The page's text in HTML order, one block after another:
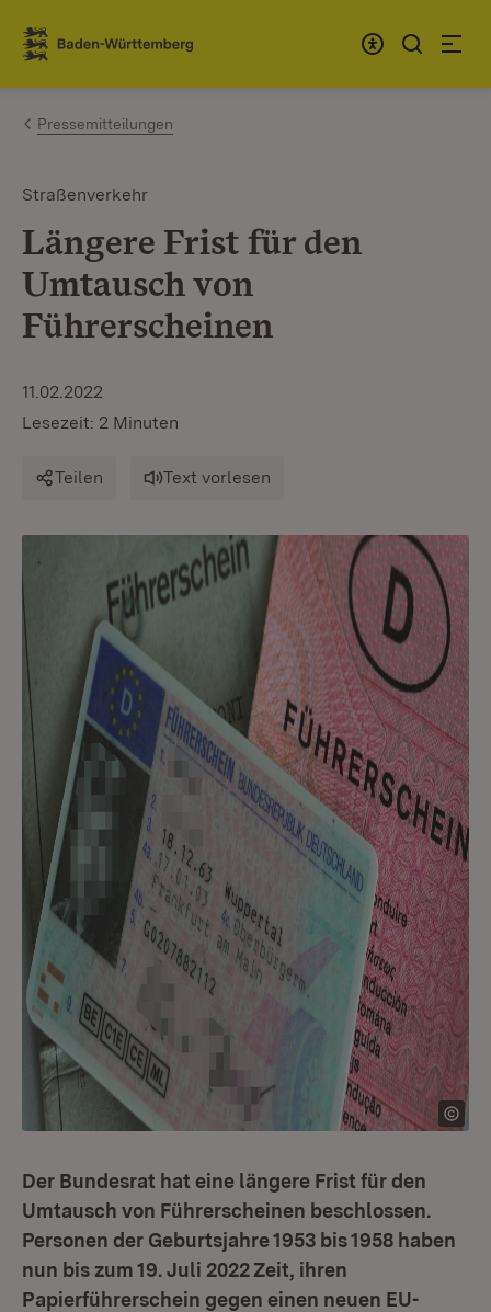
Zum Inhalt springen
Link zur Startseite
Pressemitteilungen
Straßenverkehr
Längere Frist für den
Umtausch von
Führerscheinen
11.02.2022
Lesezeit: 2 Minuten
Teilen Text vorlesen
Der Bundesrat hat eine längere Frist für den
Umtausch von Führerscheinen beschlossen.
Personen der Geburtsjahre 1953 bis 1958 haben
nun bis zum 19. Juli 2022 Zeit, ihren
Papierführerschein gegen einen neuen EU-